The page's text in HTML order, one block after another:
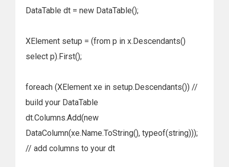
DataTable dt = new DataTable();
XElement setup = (from p in x.Descendants()
select p).First();
foreach (XElement xe in setup.Descendants()) //
build your DataTable
dt.Columns.Add(new
DataColumn(xe.Name.ToString(), typeof(string)));
// add columns to your dt